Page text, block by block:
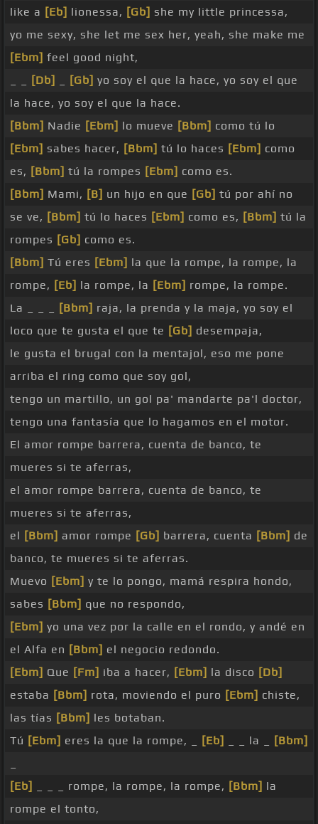
like a [Eb] lionessa, [Gb] she my little princessa,
yo me sexy, she let me sex her, yeah, she make me
[Ebm] feel good night,
[Db] [Gb] yo soy el que la hace, yo soy el que
la hace, yo soy el que la hace.
[Bbm] Nadie [Ebm] lo mueve [Bbm] como tú lo
[Ebm] sabes hacer, [Bbm] tú lo haces [Ebm] como
es, [Bbm] tú la rompes [Ebm] como es.
[Bbm] Mami, [B] un hijo en que [Gb] tú por ahí no
se ve, [Bbm] tú lo haces [Ebm] como es, [Bbm] tú la
rompes [Gb] como es.
[Bbm] Tú eres [Ebm] la que la rompe, la rompe, la
rompe, [Eb] la rompe, la [Ebm] rompe, la rompe.
La _ _ _
[Bbm] raja, la prenda y la maja, yo soy el
loco que te gusta el que te [Gb] desempaja,
le gusta el brugal con la mentajol, eso me pone
arriba el ring como que soy gol,
tengo un martillo, un gol pa' mandarte pa'l doctor,
tengo una fantasía que lo hagamos en el motor.
El amor rompe barrera, cuenta de banco, te
mueres si te aferras,
el amor rompe barrera, cuenta de banco, te
mueres si te aferras,
el [Bbm] amor rompe [Gb] barrera, cuenta [Bbm] de
banco, te mueres si te aferras.
Muevo [Ebm] y te lo pongo, mamá respira hondo,
sabes [Bbm] que no respondo,
[Ebm] yo una vez por la calle en el rondo, y andé en
el Alfa en [Bbm] el negocio redondo.
[Ebm] Que [Fm] iba a hacer, [Ebm] la disco [Db]
estaba [Bbm] rota, moviendo el puro [Ebm] chiste,
las tías [Bbm] les botaban.
Tú [Ebm] eres la que la rompe, _ [Eb] _ _ la _
[Bbm]
[Eb]
_ _ _ rompe, la rompe, la rompe, [Bbm] la
rompe el tonto,